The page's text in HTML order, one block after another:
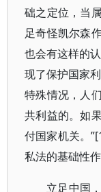
础之定位，当
足奇怪凯尔森
也会有这样的
现了保护国家
特殊情况，人
共利益的。如
付国家机关。
私法的基础性
立足中国